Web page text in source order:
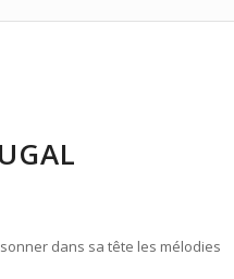
dans sa tête les mélodies